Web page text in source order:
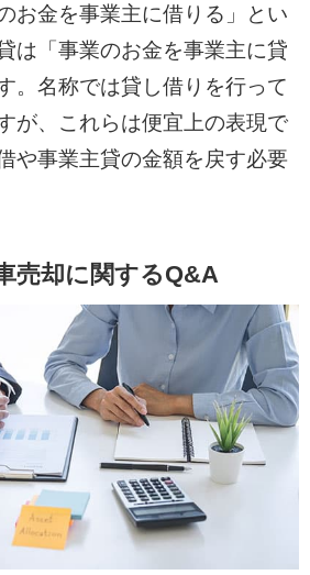
お金を事業主に借りる」とい
は「事業のお金を事業主に貸
。名称では貸し借りを行って
が、これらは便宜上の表現で
や事業主貸の金額を戻す必要
売却に関するQ&A